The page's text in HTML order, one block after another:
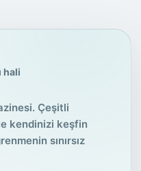
hali
Çeşitli
kendinizi keşfin
sınırsız